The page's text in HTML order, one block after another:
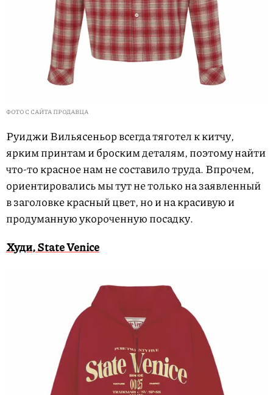
ФОТО С САЙТА ПРОДАВЦА
Руиджи Вильясеньор всегда тяготел к китчу,
ярким принтам и броским деталям, поэтому найти
что-то красное нам не составило труда. Впрочем,
ориентировались мы тут не только на заявленный
в заголовке красный цвет, но и на красивую и
продуманную укороченную посадку.
Худи, State Venice